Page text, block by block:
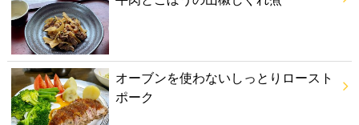
オーブンを使わないしっとりロースト
ポーク